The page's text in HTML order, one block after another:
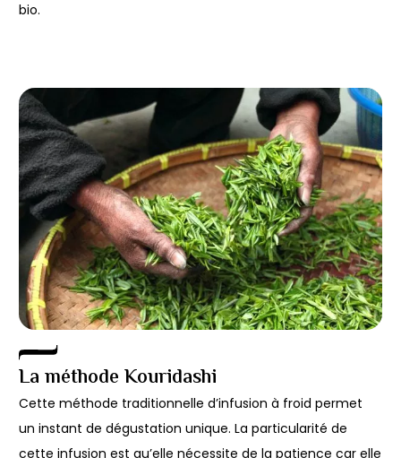
bio.
La méthode Kouridashi
Cette méthode traditionnelle d’infusion à froid permet
un instant de dégustation unique. La particularité de
cette infusion est qu’elle nécessite de la patience car elle